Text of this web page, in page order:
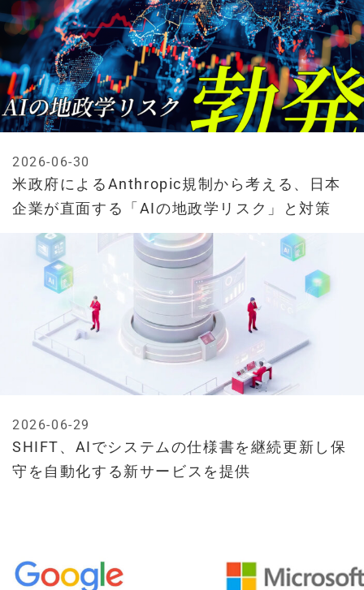
米政府によるAnthropic規制から考える、日本
企業が直面する「AIの地政学リスク」と対策
2026-06-30
SHIFT、AIでシステムの仕様書を継続更新し保
守を自動化する新サービスを提供
2026-06-29